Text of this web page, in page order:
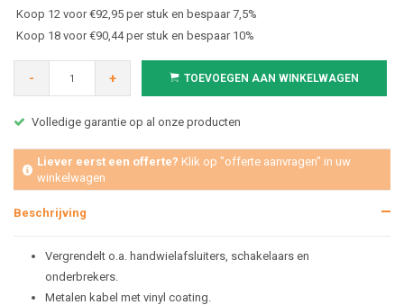
Koop 12 voor €92,95 per stuk en bespaar 7,5%
Koop 18 voor €90,44 per stuk en bespaar 10%
- + TOEVOEGEN AAN WINKELWAGEN
Volledige garantie op al onze producten
Liever eerst een offerte? Klik op "offerte aanvragen" in uw
winkelwagen
Beschrijving
Vergrendelt o.a. handwielafsluiters, schakelaars en
onderbrekers.
Metalen kabel met vinyl coating.